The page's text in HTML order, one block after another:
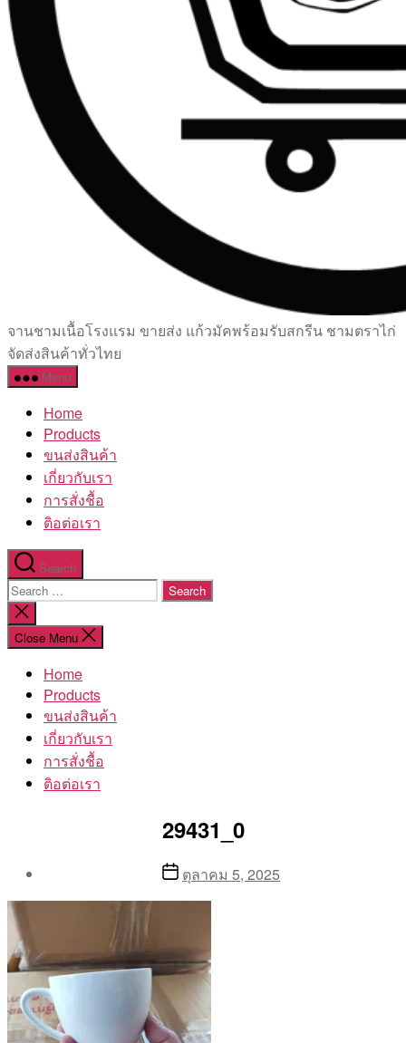
เซรามิค
ครบ
ครัน
โรงงาน
จานชามเนื้อโรงแรม ขายส่ง แก้วมัคพร้อมรับสกรีน ชามตราไก่
จัดส่งสินค้าทั่วไทย
Menu
Home
Products
ขนส่งสินค้า
เกี่ยวกับเรา
การสั่งชื้อ
ติอต่อเรา
Search
Search
for:
Close
search
Close Menu
Home
Products
ขนส่งสินค้า
เกี่ยวกับเรา
การสั่งชื้อ
ติอต่อเรา
29431_0
By
Postตุลาคม 5, 2025